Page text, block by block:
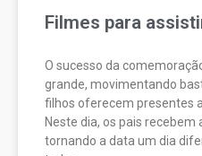
Filmes para
O sucesso da
grande, movimentando
filhos oferecem presentes
Neste dia, os pais recebem
tornando a data um dia